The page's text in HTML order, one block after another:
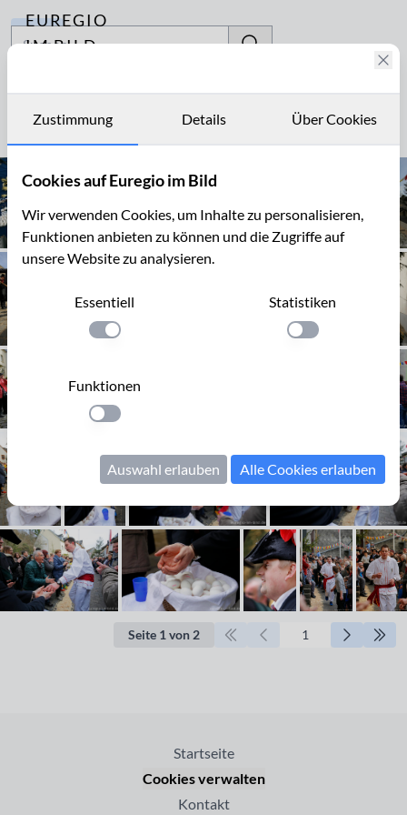
EUREGIO
IM BILD
Archiv
Kontakt
Archiv
Seite 1 von 2
Startseite
Cookies verwalten
Kontakt
Zustimmung Details Über Cookies
Cookies auf Euregio im Bild
Wir verwenden Cookies, um Inhalte zu personalisieren,
Funktionen anbieten zu können und die Zugriffe auf
unsere Website zu analysieren.
Essentiell
Einstellung anwenden
Statistiken
Einstellung
Funktionen
Einstellung anwenden
Auswahl erlauben Alle Cookies erlauben